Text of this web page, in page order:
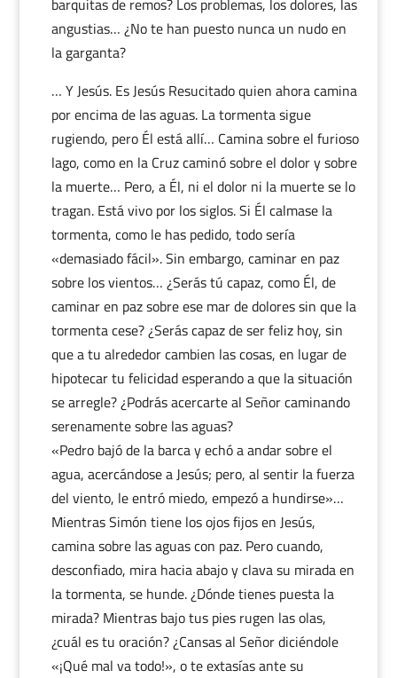
barquitas de remos? Los problemas, los dolores, las
angustias… ¿No te han puesto nunca un nudo en
la garganta?
… Y Jesús. Es Jesús Resucitado quien ahora camina
por encima de las aguas. La tormenta sigue
rugiendo, pero Él está allí… Camina sobre el furioso
lago, como en la Cruz caminó sobre el dolor y sobre
la muerte… Pero, a Él, ni el dolor ni la muerte se lo
tragan. Está vivo por los siglos. Si Él calmase la
tormenta, como le has pedido, todo sería
«demasiado fácil». Sin embargo, caminar en paz
sobre los vientos… ¿Serás tú capaz, como Él, de
caminar en paz sobre ese mar de dolores sin que la
tormenta cese? ¿Serás capaz de ser feliz hoy, sin
que a tu alrededor cambien las cosas, en lugar de
hipotecar tu felicidad esperando a que la situación
se arregle? ¿Podrás acercarte al Señor caminando
serenamente sobre las aguas?
«Pedro bajó de la barca y echó a andar sobre el
agua, acercándose a Jesús; pero, al sentir la fuerza
del viento, le entró miedo, empezó a hundirse»…
Mientras Simón tiene los ojos fijos en Jesús,
camina sobre las aguas con paz. Pero cuando,
desconfiado, mira hacia abajo y clava su mirada en
la tormenta, se hunde. ¿Dónde tienes puesta la
mirada? Mientras bajo tus pies rugen las olas,
¿cuál es tu oración? ¿Cansas al Señor diciéndole
«¡Qué mal va todo!», o te extasías ante su